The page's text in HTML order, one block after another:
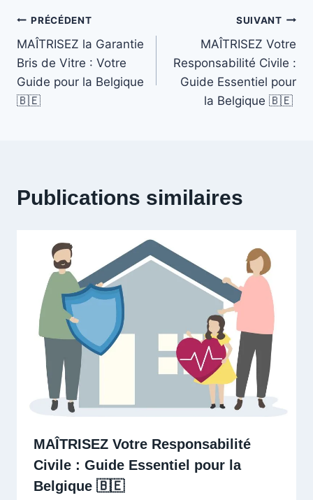
Navigation
de
l’article
PRÉCÉDENT
MAÎTRISEZ la Garantie
Bris de Vitre : Votre
Guide pour la Belgique
🇧🇪 ️
SUIVANT
MAÎTRISEZ Votre
Responsabilité Civile :
Guide Essentiel pour
la Belgique 🇧🇪 ️
Publications similaires
MAÎTRISEZ Votre Responsabilité
Civile : Guide Essentiel pour la
Belgique 🇧🇪 ️